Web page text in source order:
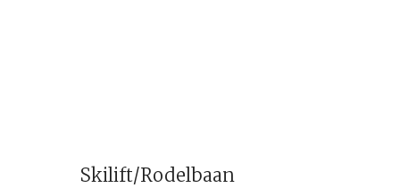
Skilift/Rodelbaan